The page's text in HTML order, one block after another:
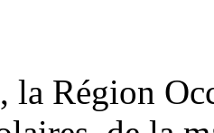
la Région